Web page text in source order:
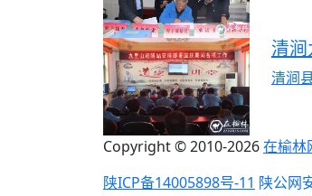
清
清涧
Copyright © 2010-2026在榆林
陕ICP备14005898号-11 陕公网